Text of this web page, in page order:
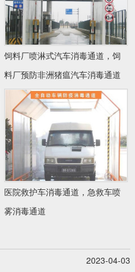
饲料厂喷淋式汽车消毒通道，饲
料厂预防非洲猪瘟汽车消毒通道
医院救护车消毒通道，急救车喷
雾消毒通道
2023-04-03